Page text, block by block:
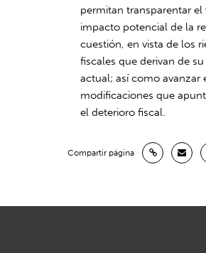
permitan transparentar el
impacto potencial de la
cuestión, en vista de los
fiscales que derivan de
actual; así como avanzar
modificaciones que
el deterioro fiscal.
Compartir página